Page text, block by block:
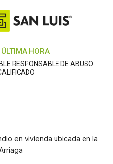
HORA
RESPONSABLE DE ABUSO
en vivienda ubicada en la